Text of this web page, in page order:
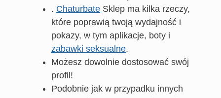
. Chaturbate Sklep ma kilka rzeczy,
które poprawią twoją wydajność i
pokazy, w tym aplikacje, boty i
zabawki seksualne.
Możesz dowolnie dostosować swój
profil!
Podobnie jak w przypadku innych